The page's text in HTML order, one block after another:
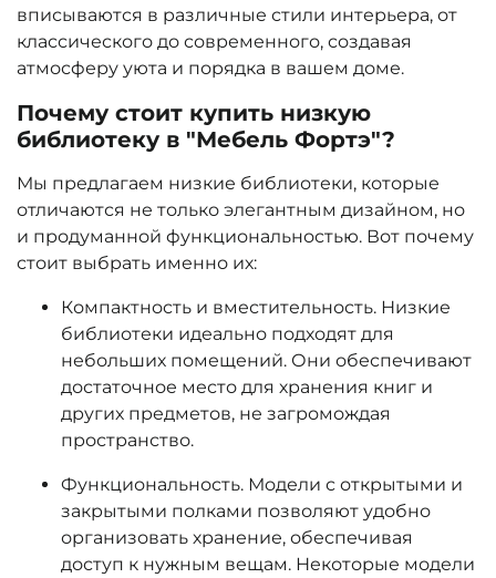
вписываются в различные стили интерьера, от
классического до современного, создавая
атмосферу уюта и порядка в вашем доме.
Почему стоит купить низкую
библиотеку в "Мебель Фортэ"?
Мы предлагаем низкие библиотеки, которые
отличаются не только элегантным дизайном, но
и продуманной функциональностью. Вот почему
стоит выбрать именно их:
Компактность и вместительность. Низкие
библиотеки идеально подходят для
небольших помещений. Они обеспечивают
достаточное место для хранения книг и
других предметов, не загромождая
пространство.
Функциональность. Модели с открытыми и
закрытыми полками позволяют удобно
организовать хранение, обеспечивая
доступ к нужным вещам. Некоторые модели